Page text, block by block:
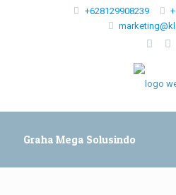
+628129908239
Graha Mega Solusindo